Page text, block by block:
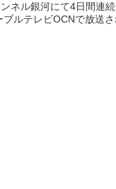
ネル銀河にて4日間連
ルテレビOCNで放送さ